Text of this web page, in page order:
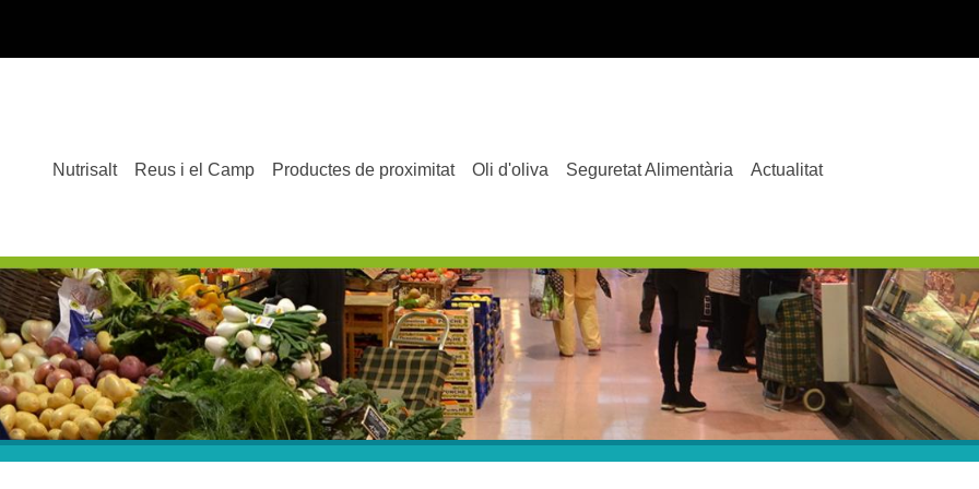
Navegació principal
Nutrisalt Reus i el Camp Productes de proximitat Oli d'oliva Seguretat Alimentària Actualitat